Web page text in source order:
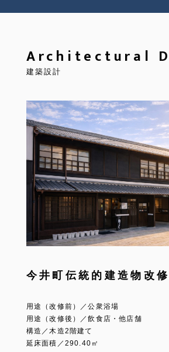
Architectural
建築設計
今井町伝統的建造物改
用途（改修前）／公衆浴場
用途（改修後）／飲食店・他店舗
構造／木造2階建て
延床面積／290.40㎡